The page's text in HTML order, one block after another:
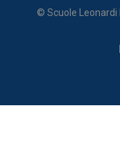
© Scuole Leonardi